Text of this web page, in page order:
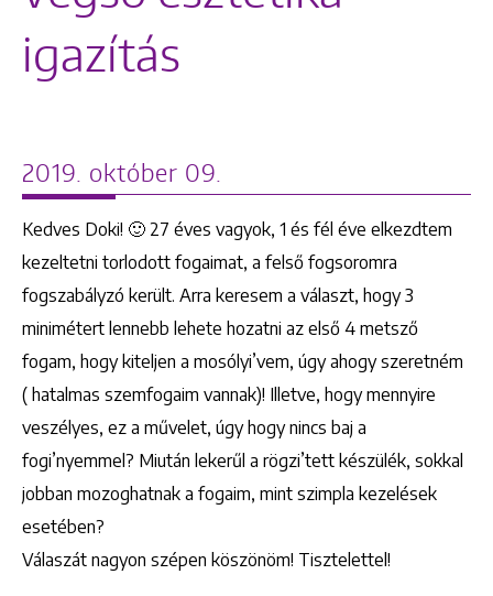
igazítás
2019. október 09.
Kedves Doki! 🙂 27 éves vagyok, 1 és fél éve elkezdtem
kezeltetni torlodott fogaimat, a felső fogsoromra
fogszabályzó került. Arra keresem a választ, hogy 3
minimétert lennebb lehete hozatni az első 4 metsző
fogam, hogy kiteljen a mosólyi’vem, úgy ahogy szeretném
( hatalmas szemfogaim vannak)! Illetve, hogy mennyire
veszélyes, ez a művelet, úgy hogy nincs baj a
fogi’nyemmel? Miután lekerűl a rögzi’tett készülék, sokkal
jobban mozoghatnak a fogaim, mint szimpla kezelések
esetében?
Válaszát nagyon szépen köszönöm! Tisztelettel!